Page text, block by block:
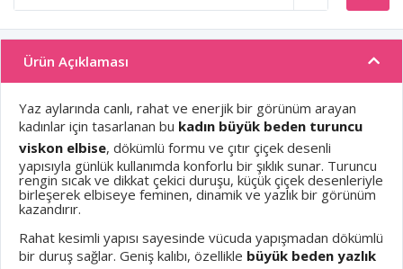
Ürün Açıklaması
Yaz aylarında canlı, rahat ve enerjik bir görünüm arayan
kadınlar için tasarlanan bu kadın büyük beden turuncu
viskon elbise, dökümlü formu ve çıtır çiçek desenli
yapısıyla günlük kullanımda konforlu bir şıklık sunar. Turuncu
rengin sıcak ve dikkat çekici duruşu, küçük çiçek desenleriyle
birleşerek elbiseye feminen, dinamik ve yazlık bir görünüm
kazandırır.
Rahat kesimli yapısı sayesinde vücuda yapışmadan dökümlü
bir duruş sağlar. Geniş kalıbı, özellikle büyük beden yazlık